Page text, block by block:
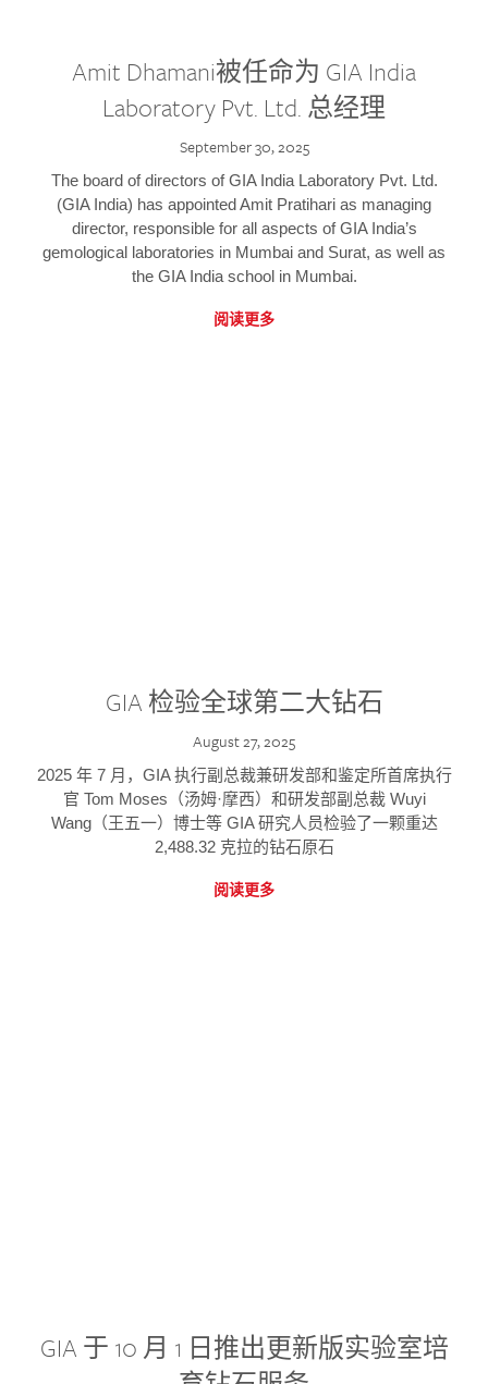
Amit Dhamani被任命为 GIA India
Laboratory Pvt. Ltd. 总经理
September 30, 2025
The board of directors of GIA India Laboratory Pvt. Ltd.
(GIA India) has appointed Amit Pratihari as managing
director, responsible for all aspects of GIA India’s
gemological laboratories in Mumbai and Surat, as well as
the GIA India school in Mumbai.
阅读更多
GIA 检验全球第二大钻石
August 27, 2025
2025 年 7 月，GIA 执行副总裁兼研发部和鉴定所首席执行
官 Tom Moses（汤姆·摩西）和研发部副总裁 Wuyi
Wang（王五一）博士等 GIA 研究人员检验了一颗重达
2,488.32 克拉的钻石原石
阅读更多
GIA 于 10 月 1 日推出更新版实验室培